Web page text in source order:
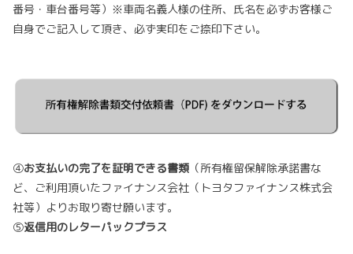
番号・車台番号等）※車両名義人様の住所、氏名を必ずお客様ご
自身でご記入して頂き、必ず実印をご捺印下さい。
④お支払いの完了を証明できる書類 （所有権留保解除承諾書な
ど、ご利用頂いたファイナンス会社（トヨタファイナンス株式会
社等）よりお取り寄せ願います。
⑤返信用のレターパックプラス